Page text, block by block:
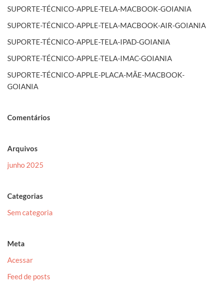
SUPORTE-TÉCNICO-APPLE-TELA-MACBOOK-GOIANIA
SUPORTE-TÉCNICO-APPLE-TELA-MACBOOK-AIR-GOIANIA
SUPORTE-TÉCNICO-APPLE-TELA-IPAD-GOIANIA
SUPORTE-TÉCNICO-APPLE-TELA-IMAC-GOIANIA
SUPORTE-TÉCNICO-APPLE-PLACA-MÃE-MACBOOK-
GOIANIA
Comentários
Arquivos
junho 2025
Categorias
Sem categoria
Meta
Acessar
Feed de posts